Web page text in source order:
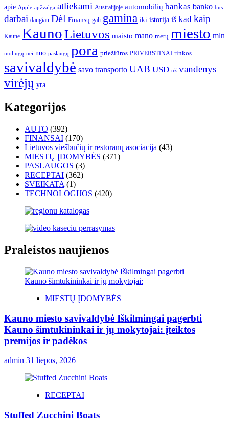
apie Apple apžvalga atliekami Australijoje automobilių bankas banko bus
darbai daugiau Dėl Finansų gali gamina iki istorija iš kad kaip
Kaune KaunoLietuvos maisto mano metų miesto mln
moliūgų nei nuo paslaugų pora priežiūros PRIVERSTINAI rinkos
savivaldybė savo transporto UAB USD už vandenys
virėjų yra
Kategorijos
AUTO (392)
FINANSAI (170)
Lietuvos viešbučių ir restoranų asociacija (43)
MIESTŲ ĮDOMYBĖS (371)
PASLAUGOS (3)
RECEPTAI (362)
SVEIKATA (1)
TECHNOLOGIJOS (420)
Praleistos naujienos
MIESTŲ ĮDOMYBĖS
Kauno miesto savivaldybė Iškilmingai pagerbti
Kauno šimtukininkai ir jų mokytojai: įteiktos
premijos ir padėkos
admin 31 liepos, 2026
RECEPTAI
Stuffed Zucchini Boats